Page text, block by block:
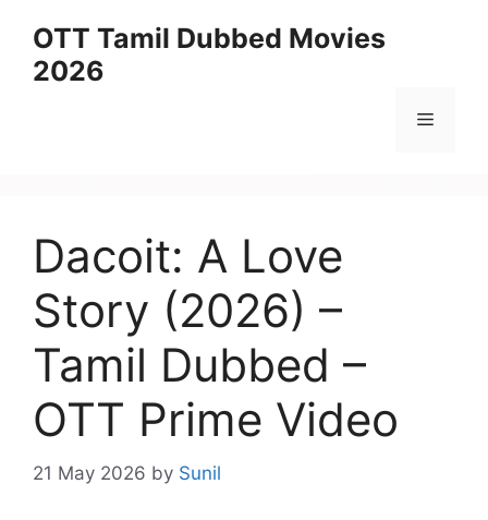
content
OTT Tamil Dubbed Movies
2026
Menu
Dacoit: A Love
Story (2026) –
Tamil Dubbed –
OTT Prime Video
21 May 2026 by Sunil